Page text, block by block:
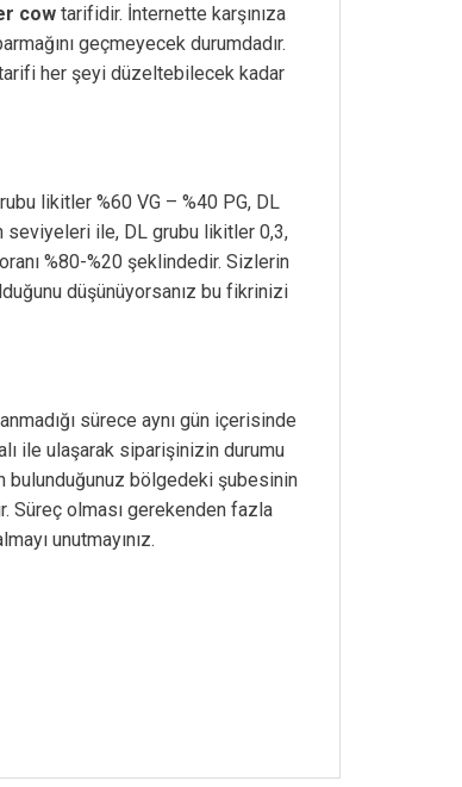
cow tarifidir. İnternette karşınıza
geçmeyecek durumdadır.
her şeyi düzeltebilecek kadar
likitler %60 VG – %40 PG, DL
seviyeleri ile, DL grubu likitler 0,3,
%80-%20 şeklindedir. Sizlerin
düşünüyorsanız bu fikrinizi
sürece aynı gün içerisinde
ile ulaşarak siparişinizin durumu
bulunduğunuz bölgedeki şubesinin
Süreç olması gerekenden fazla
unutmayınız.